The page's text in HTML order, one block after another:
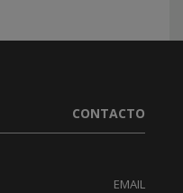
CONTACTO
EMAIL